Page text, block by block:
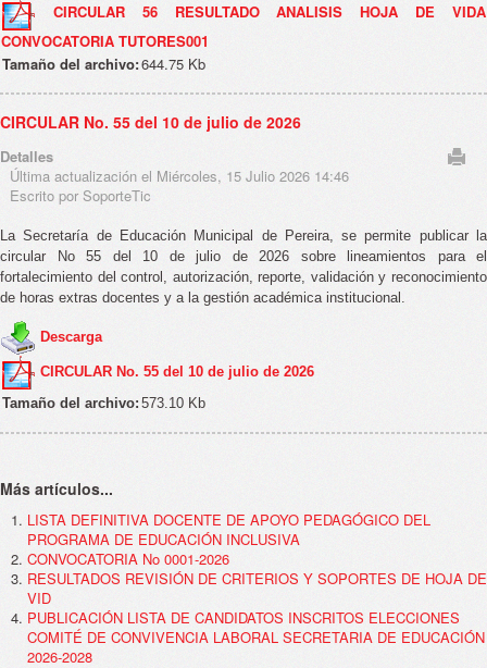
CIRCULAR 56 RESULTADO ANALISIS HOJA DE VIDA
CONVOCATORIA TUTORES001
Tamaño del archivo:644.75 Kb
CIRCULAR No. 55 del 10 de julio de 2026
Detalles
Última actualización el Miércoles, 15 Julio 2026 14:46
Escrito por SoporteTic
La Secretaría de Educación Municipal de Pereira, se permite publicar la
circular No 55 del 10 de julio de 2026 sobre lineamientos para el
fortalecimiento del control, autorización, reporte, validación y reconocimiento
de horas extras docentes y a la gestión académica institucional.
Descarga
CIRCULAR No. 55 del 10 de julio de 2026
Tamaño del archivo: 573.10 Kb
Más artículos...
LISTA DEFINITIVA DOCENTE DE APOYO PEDAGÓGICO DEL
PROGRAMA DE EDUCACIÓN INCLUSIVA
CONVOCATORIA No 0001-2026
RESULTADOS REVISIÓN DE CRITERIOS Y SOPORTES DE HOJA DE
VID
PUBLICACIÓN LISTA DE CANDIDATOS INSCRITOS ELECCIONES
COMITÉ DE CONVIVENCIA LABORAL SECRETARIA DE EDUCACIÓN
2026-2028